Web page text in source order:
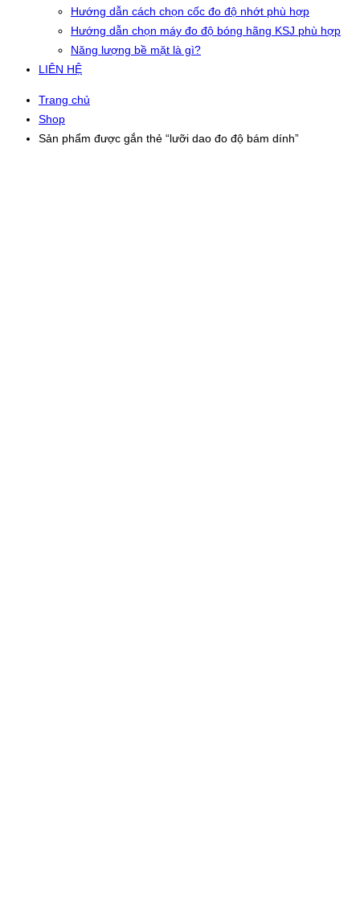
Hướng dẫn cách chọn cốc đo độ nhớt phù hợp
Hướng dẫn chọn máy đo độ bóng hãng KSJ phù hợp
Năng lượng bề mặt là gì?
LIÊN HỆ
Trang chủ
Shop
Sản phẩm được gắn thẻ “lưỡi dao đo độ bám dính”